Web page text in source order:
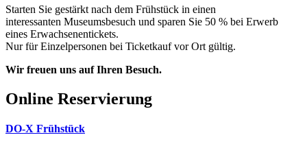
Starten Sie gestärkt nach dem Frühstück in einen
interessanten Museumsbesuch und sparen Sie 50 % bei Erwerb
eines Erwachsenentickets.
Nur für Einzelpersonen bei Ticketkauf vor Ort gültig.
Wir freuen uns auf Ihren Besuch.
Online Reservierung
DO-X Frühstück